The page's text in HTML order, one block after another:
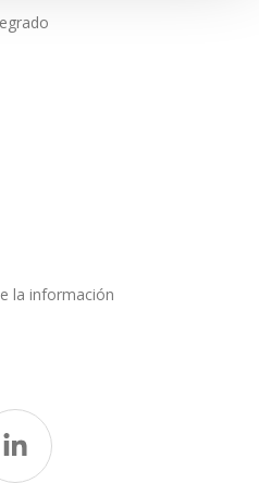
la información